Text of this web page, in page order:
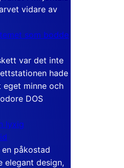
vidare av
som bodde
var det inte
hade
eget minne och
DOS
lyxig
påkostad
elegant design,